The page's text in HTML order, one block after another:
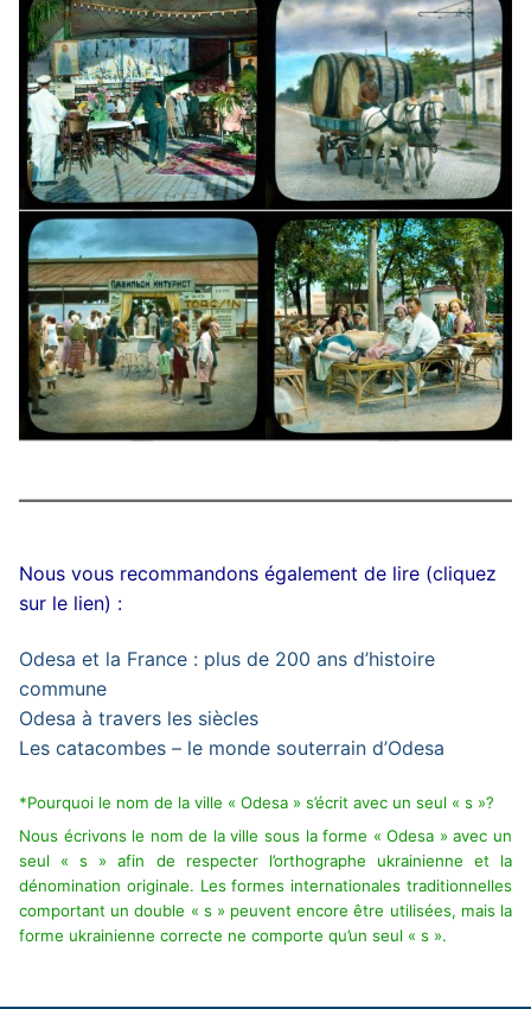
Nous vous recommandons également de lire (cliquez
sur le lien) :
Odesa et la France : plus de 200 ans d’histoire
commune
Odesa à travers les siècles
Les catacombes – le monde souterrain d’Odesa
*Pourquoi le nom de la ville « Odesa » s’écrit avec un seul « s »?
Nous écrivons le nom de la ville sous la forme « Odesa » avec un
seul « s » afin de respecter l’orthographe ukrainienne et la
dénomination originale. Les formes internationales traditionnelles
comportant un double « s » peuvent encore être utilisées, mais la
forme ukrainienne correcte ne comporte qu’un seul « s ».